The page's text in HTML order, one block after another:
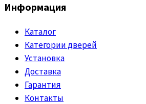
Информация
Каталог
Категории дверей
Установка
Доставка
Гарантия
Контакты